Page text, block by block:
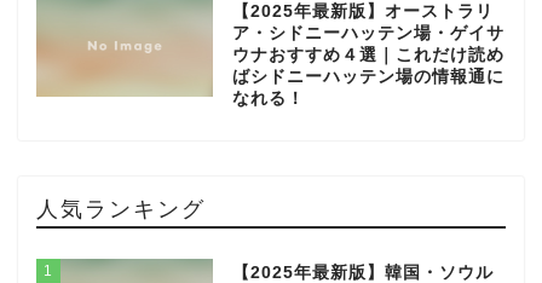
【2025年最新版】オーストラリ
ア・シドニーハッテン場・ゲイサ
ウナおすすめ４選｜これだけ読め
ばシドニーハッテン場の情報通に
なれる！
人気ランキング
1
【2025年最新版】韓国・ソウル